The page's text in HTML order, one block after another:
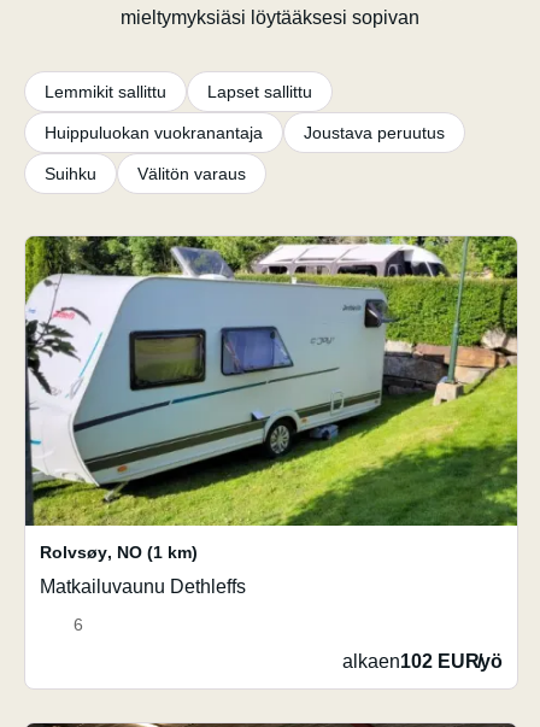
mieltymyksiäsi löytääksesi sopivan
Lemmikit sallittu Lapset sallittu
Huippuluokan vuokranantaja Joustava peruutus
Suihku Välitön varaus
Rolvsøy, NO (1 km)
Matkailuvaunu Dethleffs
6
alkaen102 EUR/yö